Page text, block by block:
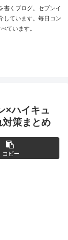
書くブログ。セブンイ
しています。毎日コン
ています。
×ハイキュ
策まとめ
コピー